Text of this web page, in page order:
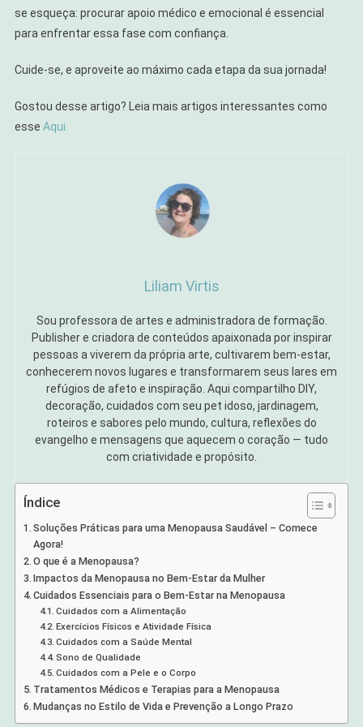
se esqueça: procurar apoio médico e emocional é essencial
para enfrentar essa fase com confiança.
Cuide-se, e aproveite ao máximo cada etapa da sua jornada!
Gostou desse artigo? Leia mais artigos interessantes como
esse Aqui.
Liliam Virtis
Sou professora de artes e administradora de formação.
Publisher e criadora de conteúdos apaixonada por inspirar
pessoas a viverem da própria arte, cultivarem bem-estar,
conhecerem novos lugares e transformarem seus lares em
refúgios de afeto e inspiração. Aqui compartilho DIY,
decoração, cuidados com seu pet idoso, jardinagem,
roteiros e sabores pelo mundo, cultura, reflexões do
evangelho e mensagens que aquecem o coração — tudo
com criatividade e propósito.
Índice
Soluções Práticas para uma Menopausa Saudável – Comece
Agora!
O que é a Menopausa?
Impactos da Menopausa no Bem-Estar da Mulher
Cuidados Essenciais para o Bem-Estar na Menopausa
Cuidados com a Alimentação
Exercícios Físicos e Atividade Física
Cuidados com a Saúde Mental
Sono de Qualidade
Cuidados com a Pele e o Corpo
Tratamentos Médicos e Terapias para a Menopausa
Mudanças no Estilo de Vida e Prevenção a Longo Prazo